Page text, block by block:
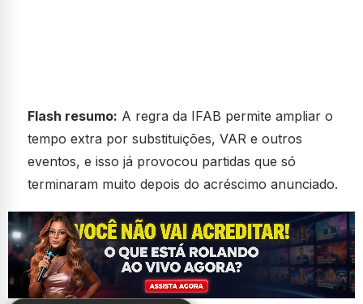
Flash resumo: A regra da IFAB permite ampliar o
tempo extra por substituições, VAR e outros
eventos, e isso já provocou partidas que só
terminaram muito depois do acréscimo anunciado.